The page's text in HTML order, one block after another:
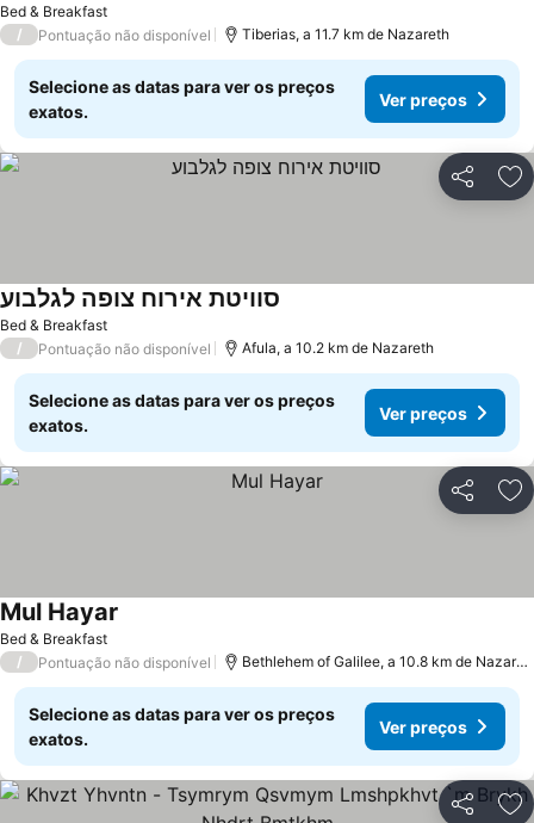
Bed & Breakfast
/ Pontuação não disponível Tiberias, a 11.7 km de Nazareth
Selecione as datas para ver os preços
exatos.
Ver preços
Partilhar
Bed & Breakfast
סוויטת אירוח צופה לגלבוע
/ Pontuação não disponível Afula, a 10.2 km de Nazareth
Selecione as datas para ver os preços
exatos.
Ver preços
Partilhar
Bed & Breakfast
Mul Hayar
/ Pontuação não disponível Bethlehem of Galilee, a 10.8 km de
Selecione as datas para ver os preços
exatos.
Ver preços
Partilhar